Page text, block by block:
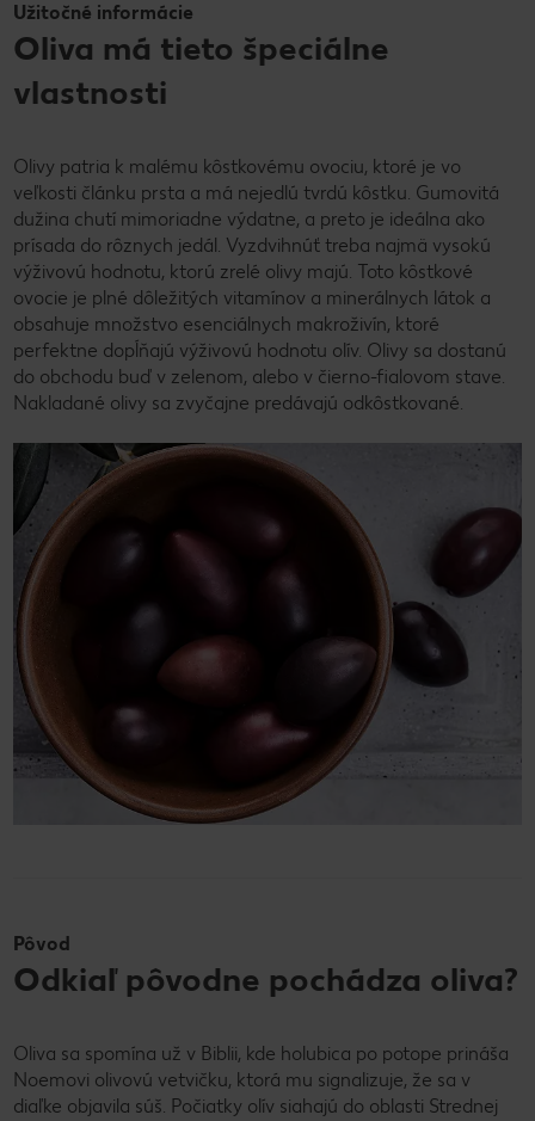
Užitočné informácie
Oliva má tieto špeciálne
vlastnosti
Olivy patria k malému kôstkovému ovociu, ktoré je vo
veľkosti článku prsta a má nejedlú tvrdú kôstku. Gumovitá
dužina chutí mimoriadne výdatne, a preto je ideálna ako
prísada do rôznych jedál. Vyzdvihnúť treba najmä vysokú
výživovú hodnotu, ktorú zrelé olivy majú. Toto kôstkové
ovocie je plné dôležitých vitamínov a minerálnych látok a
obsahuje množstvo esenciálnych makroživín, ktoré
perfektne dopĺňajú výživovú hodnotu olív. Olivy sa dostanú
do obchodu buď v zelenom, alebo v čierno-fialovom stave.
Nakladané olivy sa zvyčajne predávajú odkôstkované.
Pôvod
Odkiaľ pôvodne pochádza oliva?
Oliva sa spomína už v Biblii, kde holubica po potope prináša
Noemovi olivovú vetvičku, ktorá mu signalizuje, že sa v
diaľke objavila súš. Počiatky olív siahajú do oblasti Strednej